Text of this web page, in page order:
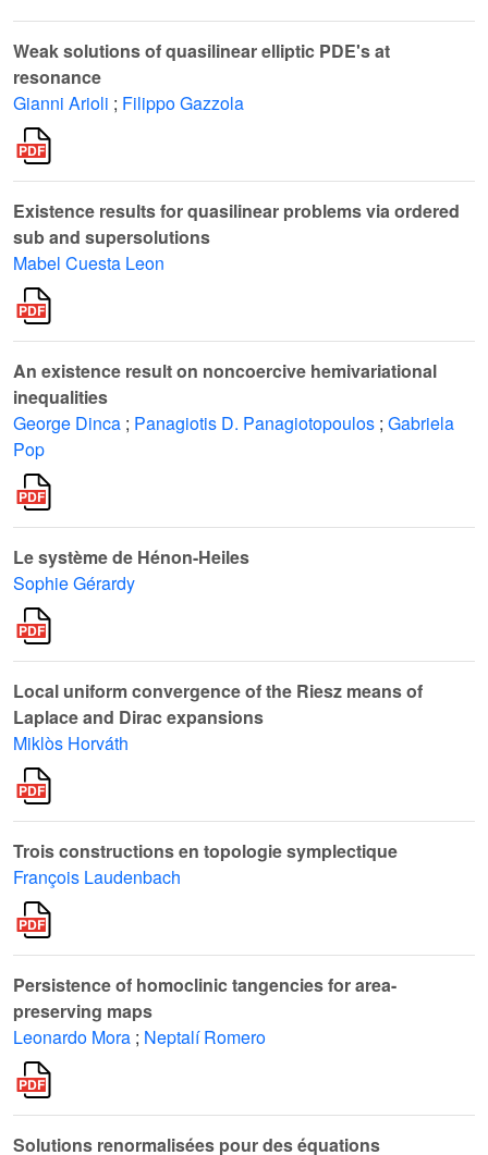
Weak solutions of quasilinear elliptic PDE's at
resonance
Gianni Arioli ; Filippo Gazzola
Existence results for quasilinear problems via ordered
sub and supersolutions
Mabel Cuesta Leon
An existence result on noncoercive hemivariational
inequalities
George Dinca ; Panagiotis D. Panagiotopoulos ; Gabriela
Pop
Le système de Hénon-Heiles
Sophie Gérardy
Local uniform convergence of the Riesz means of
Laplace and Dirac expansions
Miklòs Horváth
Trois constructions en topologie symplectique
François Laudenbach
Persistence of homoclinic tangencies for area-
preserving maps
Leonardo Mora ; Neptalí Romero
Solutions renormalisées pour des équations